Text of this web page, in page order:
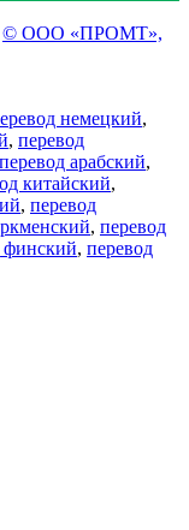
© ООО «ПРОМТ»,
немецкий,
, перевод
перевод арабский,
китайский,
, перевод
, перевод
финский, перевод